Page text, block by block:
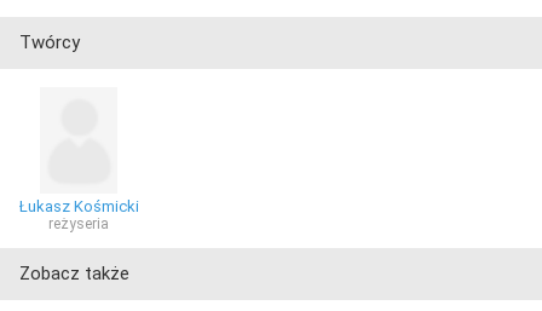
Twórcy
Łukasz Kośmicki
reżyseria
Zobacz także